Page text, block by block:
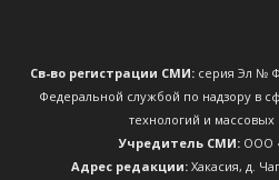
Св-во регистрации СМИ:серия Эл №
Федеральной службой по надзору в
технологий и
Учредитель СМИ: ООО
Адрес редакции:Хакасия, д.